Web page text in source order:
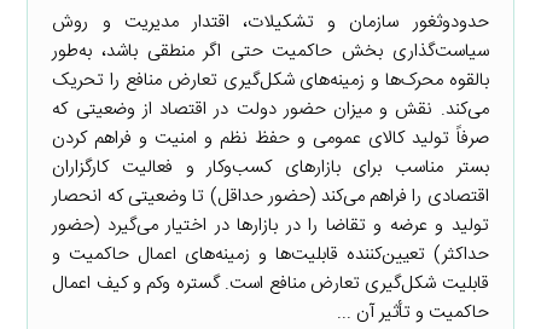
حدودوثغور سازمان و تشکیلات، اقتدار مدیریت و روش
سیاست‌گذاری بخش حاکمیت حتی اگر منطقی باشد، به‌طور
بالقوه محرک‌ها و زمینه‌های شکل‌گیری تعارض منافع را تحریک
می‌کند. نقش و میزان حضور دولت در اقتصاد از وضعیتی که
صرفاً تولید کالای عمومی و حفظ نظم و امنیت و فراهم کردن
بستر مناسب برای بازارهای کسب‌وکار و فعالیت کارگزاران
اقتصادی را فراهم می‌کند (حضور حداقل) تا وضعیتی که انحصار
تولید و عرضه و تقاضا را در بازارها در اختیار می‌گیرد (حضور
حداکثر) تعیین‌کننده قابلیت‌ها و زمینه‌های اعمال حاکمیت و
قابلیت شکل‌گیری تعارض منافع است. گستره وکم و کیف اعمال
حاکمیت و تأثیر آن ...